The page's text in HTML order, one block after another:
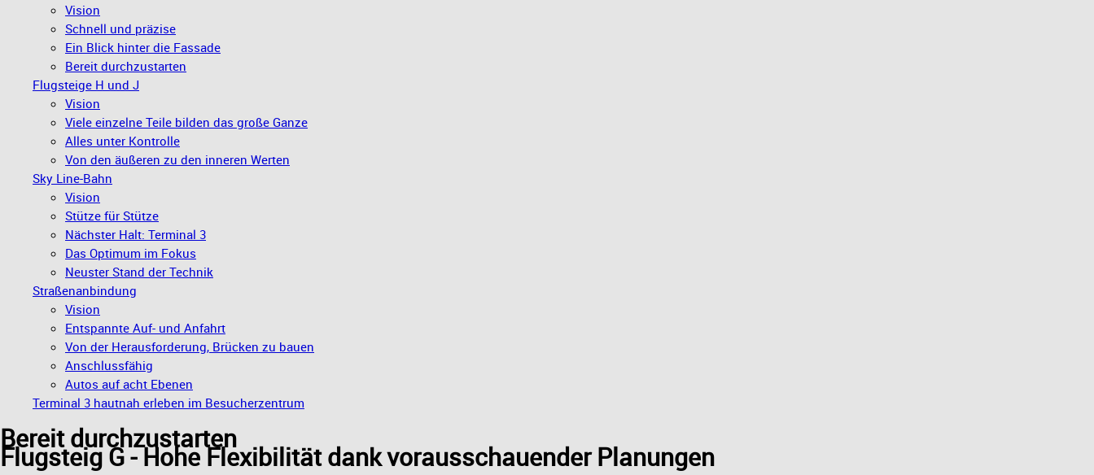
Vision
Schnell und präzise
Ein Blick hinter die Fassade
Bereit durchzustarten
Flugsteige H und J
Vision
Viele einzelne Teile bilden das große Ganze
Alles unter Kontrolle
Von den äußeren zu den inneren Werten
Sky Line-Bahn
Vision
Stütze für Stütze
Nächster Halt: Terminal 3
Das Optimum im Fokus
Neuster Stand der Technik
Straßenanbindung
Vision
Entspannte Auf- und Anfahrt
Von der Herausforderung, Brücken zu bauen
Anschlussfähig
Autos auf acht Ebenen
Terminal 3 hautnah erleben im Besucherzentrum
Bereit durchzustarten
Flugsteig G - Hohe Flexibilität dank vorausschauender Planungen